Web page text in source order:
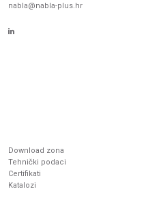
nabla@nabla-plus.hr
Download zona
Tehnički podaci
Certifikati
Katalozi